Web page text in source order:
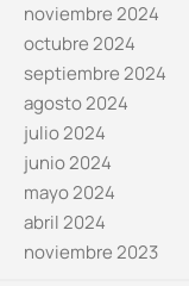
noviembre 2024
octubre 2024
septiembre 2024
agosto 2024
julio 2024
junio 2024
mayo 2024
abril 2024
noviembre 2023